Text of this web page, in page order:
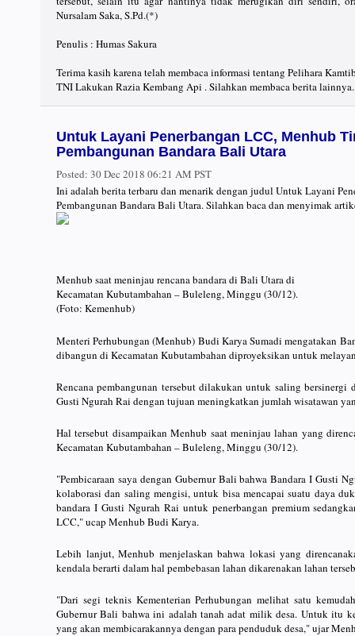
Nursalam Saka, S.Pd.(*)
Penulis : Humas Sakura
Terima kasih karena telah membaca informasi tentang Pelihara
TNI Lakukan Razia Kembang Api . Silahkan membaca berita lainnya.
Untuk Layani Penerbangan LCC, Menhub
Pembangunan Bandara Bali Utara
Posted: 30 Dec 2018 06:21 AM PST
Ini adalah berita terbaru dan menarik dengan judul Untuk Layani
Pembangunan Bandara Bali Utara. Silahkan baca dan menyimak
Menhub saat meninjau rencana bandara di Bali Utara di
Kecamatan Kubutambahan – Buleleng, Minggu (30/12).
(Foto: Kemenhub)
Menteri Perhubungan (Menhub) Budi Karya Sumadi mengatakan
dibangun di Kecamatan Kubutambahan diproyeksikan untuk
Rencana pembangunan tersebut dilakukan untuk saling bersinergi
Gusti Ngurah Rai dengan tujuan meningkatkan jumlah wisatawan
Hal tersebut disampaikan Menhub saat meninjau lahan yang
Kecamatan Kubutambahan – Buleleng, Minggu (30/12).
"Pembicaraan saya dengan Gubernur Bali bahwa Bandara I Gusti
kolaborasi dan saling mengisi, untuk bisa mencapai suatu daya
bandara I Gusti Ngurah Rai untuk penerbangan premium
LCC," ucap Menhub Budi Karya.
Lebih lanjut, Menhub menjelaskan bahwa lokasi yang
kendala berarti dalam hal pembebasan lahan dikarenakan lahan
"Dari segi teknis Kementerian Perhubungan melihat satu
Gubernur Bali bahwa ini adalah tanah adat milik desa. Untuk itu
yang akan membicarakannya dengan para penduduk desa," ujar